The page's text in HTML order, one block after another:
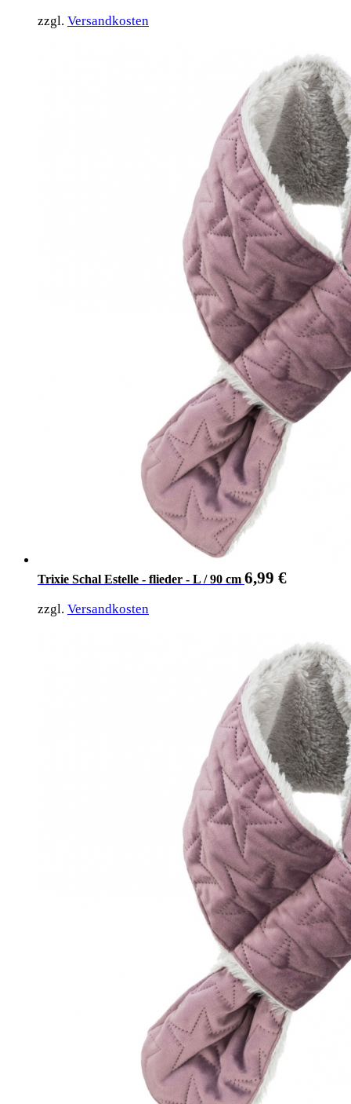
zzgl. Versandkosten
Trixie Schal Estelle - flieder - L / 90 cm 6,99 €
zzgl. Versandkosten